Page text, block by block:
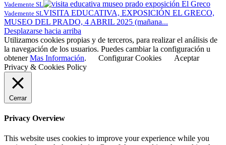
Vademente SL
Vademente SLVISITA EDUCATIVA, EXPOSICIÓN EL GRECO,
MUSEO DEL PRADO, 4 ABRIL 2025 (mañana...
Desplazarse hacia arriba
Utilizamos cookies propias y de terceros, para realizar el análisis de
la navegación de los usuarios. Puedes cambiar la configuración u
obtenerMas Información. Configurar Cookies
Aceptar
Privacy & Cookies Policy
Cerrar
Privacy Overview
This website uses cookies to improve your experience while you